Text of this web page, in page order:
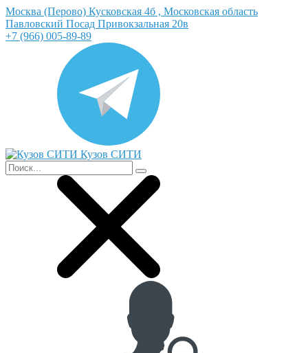
Москва (Перово) Кусковская 4б , Московская область
Павловский Посад Привокзальная 20в
+7 (966) 005-89-89
Кузов СИТИ